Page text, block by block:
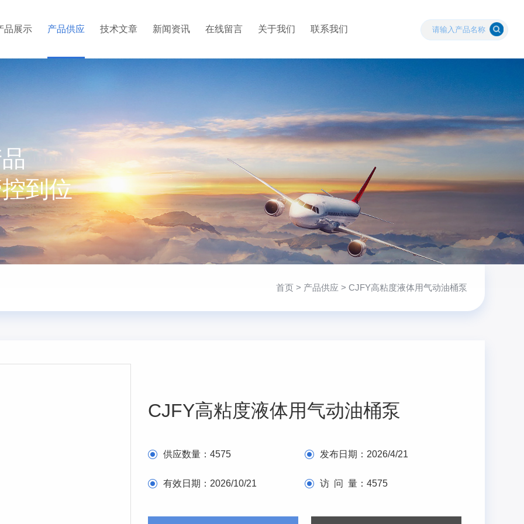
品展示 产品供应 技术文章 新闻资讯 在线留言 关于我们 联系我们
到位
首页> 产品供应 > CJFY高粘度液体用气动油桶泵
CJFY高粘度液体用气动油桶泵
供应数量：4575 发布日期： 2026/4/21
有效日期： 2026/10/21 访 问 量：4575